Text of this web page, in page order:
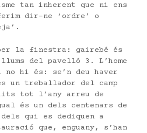
tan inherent que ni ens
dir-ne ‘ordre’ o
la finestra: gairebé és
del pavelló 3. L’home
no hi és: se’n deu haver
un treballador del camp
tot l’any arreu de
és un dels centenars de
dels qui es dediquen a
que, enguany, s’han